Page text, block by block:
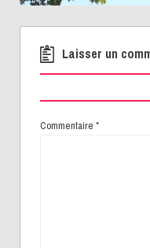
Laisser un
Commentaire *